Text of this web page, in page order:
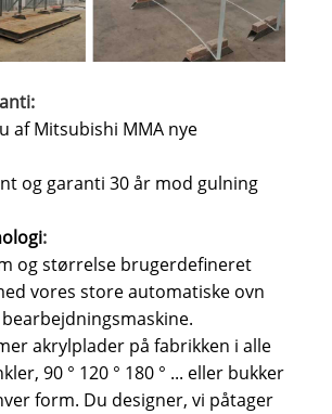
af Mitsubishi MMA nye
og garanti 30 år mod gulning
:
og størrelse brugerdefineret
vores store automatiske ovn
akrylplader på fabrikken i alle
90 ° 120 ° 180 ° ... eller bukker
form. Du designer, vi påtager